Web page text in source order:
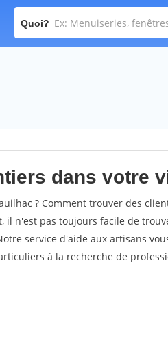
Quoi?
dans votre
? Comment trouver des
il n'est pas toujours facile de
service d'aide aux artisans
à la recherche de